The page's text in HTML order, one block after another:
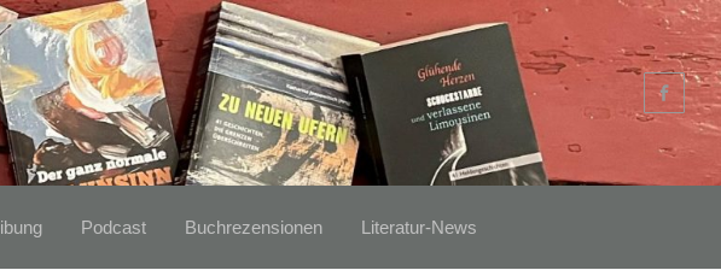
Podcast Buchrezensionen Literatur-News